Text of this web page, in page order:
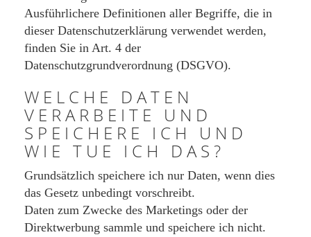
Ausführlichere Definitionen aller Begriffe, die in
dieser Datenschutzerklärung verwendet werden,
finden Sie in Art. 4 der
Datenschutzgrundverordnung (DSGVO).
WELCHE DATEN
VERARBEITE UND
SPEICHERE ICH UND
WIE TUE ICH DAS?
Grundsätzlich speichere ich nur Daten, wenn dies
das Gesetz unbedingt vorschreibt.
Daten zum Zwecke des Marketings oder der
Direktwerbung sammle und speichere ich nicht.